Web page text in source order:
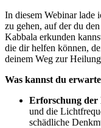
In diesem Webinar lade
zu gehen, auf der du
Kabbala erkunden
die dir helfen können,
deinem Weg zur
Was kannst du
Erforschung der
und die
schädliche